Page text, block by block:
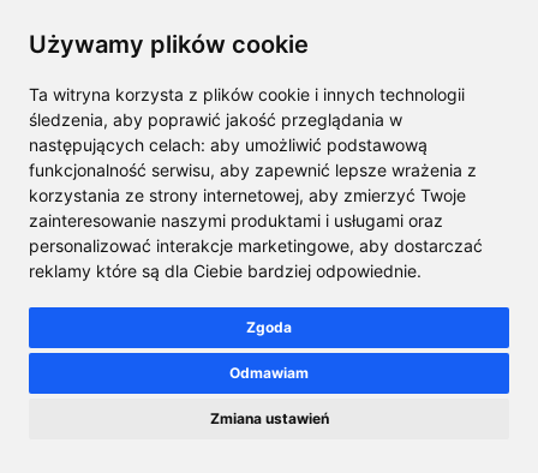
Używamy plików cookie
Ta witryna korzysta z plików cookie i innych technologii
śledzenia, aby poprawić jakość przeglądania w
następujących celach: aby umożliwić podstawową
funkcjonalność serwisu, aby zapewnić lepsze wrażenia z
korzystania ze strony internetowej, aby zmierzyć Twoje
zainteresowanie naszymi produktami i usługami oraz
personalizować interakcje marketingowe, aby dostarczać
reklamy które są dla Ciebie bardziej odpowiednie.
Zgoda
Odmawiam
Zmiana ustawień
O autorze
Tomasz Mazurkiewicz
Założyciel OEMatic · 15+ lat w elektronice OEM
Tomasz Mazurkiewicz to założyciel i właściciel marki
OEMatic – serwisu specjalizującego się w naprawach
wzmacniaczy samochodowych. Od ponad 15 lat
zajmuje się elektroniką OEM, łącząc codzienną pracę
warsztatową w Sochaczewie z wysyłkową obsługą
klientów z całej Polski.